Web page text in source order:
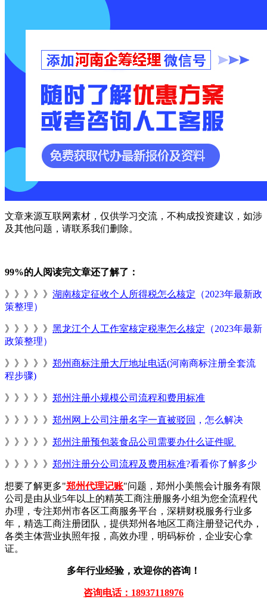
文章来源互联网素材，仅供学习交流，不构成投资建议，如涉
及其他问题，请联系我们删除。
99%的人阅读完文章还了解了：
》》》》》 湖南核定征收个人所得税怎么核定 （2023年最新政
策整理）
》》》》》 黑龙江个人工作室核定税率怎么核定 （2023年最新
政策整理）
》》》》》 郑州商标注册大厅地址电话(河南商标注册全套流
程步骤)
》》》》》 郑州注册小规模公司流程和费用标准
》》》》》 郑州网上公司注册名字一直被驳回 ，怎么解决
》》》》》 郑州注册预包装食品公司需要办什么证件呢
》》》》》 郑州注册分公司流程及费用标准?看看你了解多少
想要了解更多"郑州代理记账"问题，郑州小美熊会计服务有限
公司是由从业5年以上的精英工商注册服务小组为您全流程代
办理，专注郑州市各区工商服务平台，深耕财税服务行业多
年，精选工商注册团队，提供郑州各地区工商注册登记代办，
各类主体营业执照年报，高效办理，明码标价，企业安心拿
证。
多年行业经验，欢迎你的咨询！
咨询电话：18937118976